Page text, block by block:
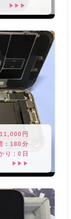
▶▶▶
11,000 円
： 180分
り：0 日
▶▶▶